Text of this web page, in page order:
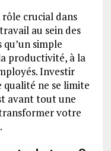
crucial dans
au sein des
simple
productivité, à la
Investir
qualité ne se limite
avant tout une
votre